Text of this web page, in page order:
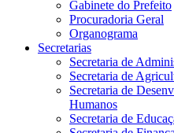
Gabinete do Prefeito
Procuradoria Geral
Organograma
Secretarias
Secretaria de
Secretaria de
Secretaria de
Humanos
Secretaria de